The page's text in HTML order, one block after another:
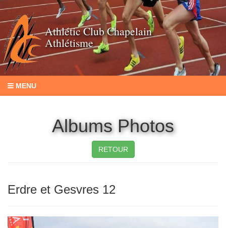
Athlétic Club Chapelain
Athlétisme
MENU
Albums Photos
RETOUR
Erdre et Gesvres 12